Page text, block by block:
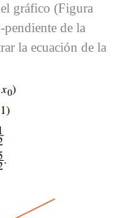
gráfico (Figura
de la
la ecuación de la